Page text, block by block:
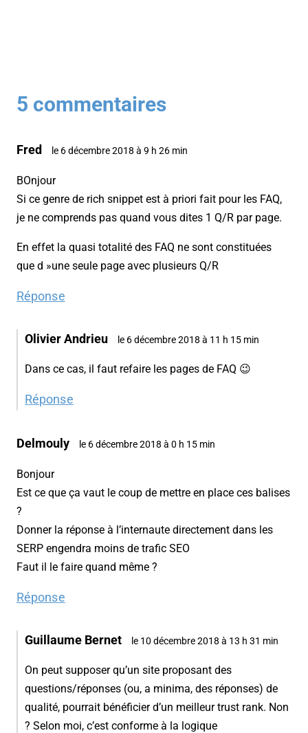
5 commentaires
Fred le 6 décembre 2018 à 9 h 26 min
BOnjour
Si ce genre de rich snippet est à priori fait pour les FAQ,
je ne comprends pas quand vous dites 1 Q/R par page.
En effet la quasi totalité des FAQ ne sont constituées
que d »une seule page avec plusieurs Q/R
Réponse
Olivier Andrieu le 6 décembre 2018 à 11 h 15 min
Dans ce cas, il faut refaire les pages de FAQ 😉
Réponse
Delmouly le 6 décembre 2018 à 0 h 15 min
Bonjour
Est ce que ça vaut le coup de mettre en place ces balises
?
Donner la réponse à l’internaute directement dans les
SERP engendra moins de trafic SEO
Faut il le faire quand même ?
Réponse
Guillaume Bernet le 10 décembre 2018 à 13 h 31 min
On peut supposer qu’un site proposant des
questions/réponses (ou, a minima, des réponses) de
qualité, pourrait bénéficier d’un meilleur trust rank. Non
? Selon moi, c’est conforme à la logique